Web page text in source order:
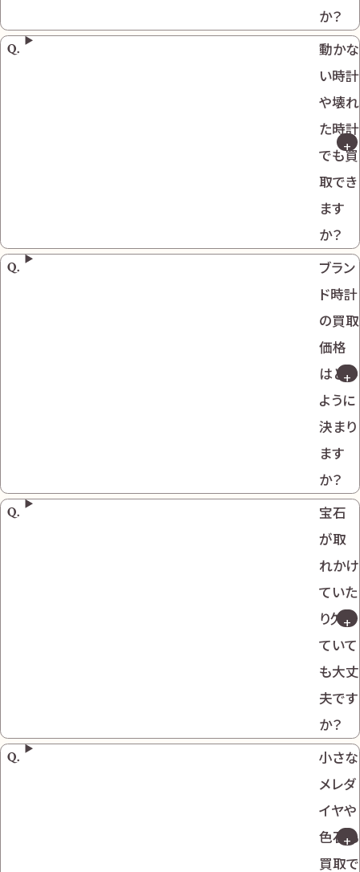
か？
動かな
い時計
や壊れ
た時計
でも買
取でき
ます
か？
ブラン
ド時計
の買取
価格
はどの
ように
決まり
ます
か？
宝石
が取
れかけ
ていた
り欠け
ていて
も大丈
夫です
か？
小さな
メレダ
イヤや
色石も
買取で